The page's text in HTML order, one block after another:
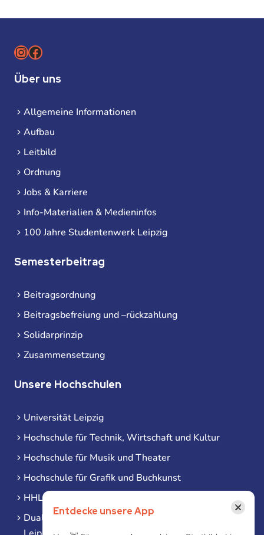
Instagram
Facebook
Über uns
Allgemeine Informationen
Aufbau
Leitbild
Ordnung
Jobs & Karriere
Info-Materialien & Medieninfos
100 Jahre Studentenwerk Leipzig
Semesterbeitrag
Beitragsordnung
Beitragsbefreiung und –rückzahlung
Solidarprinzip
Zusammensetzung
Unsere Hochschulen
Universität Leipzig
Hochschule für Technik, Wirtschaft und Kultur
Hochschule für Musik und Theater
Hochschule für Grafik und Buchkunst
HHL Leipzig
Duale Hochschule Sachsen (DHSN) am Standort
Entdecke unsere App ×